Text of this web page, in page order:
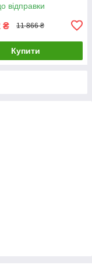
відправки
₴ 11 866 ₴
Купити